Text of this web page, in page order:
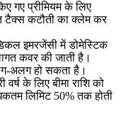
गए प्रीमियम के लिए
कटौती का क्लेम कर
इमरजेंसी में डोमेस्टिक
कवर की जाती है।
अलग हो सकता है।
के लिए बीमा राशि को
लिमिट 50% तक होती